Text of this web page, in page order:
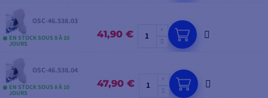
OSC-46.538.03
EN STOCK SOUS 8 À 10
JOURS
41,90 €
OSC-46.538.04
EN STOCK SOUS 8 À 10
JOURS
47,90 €